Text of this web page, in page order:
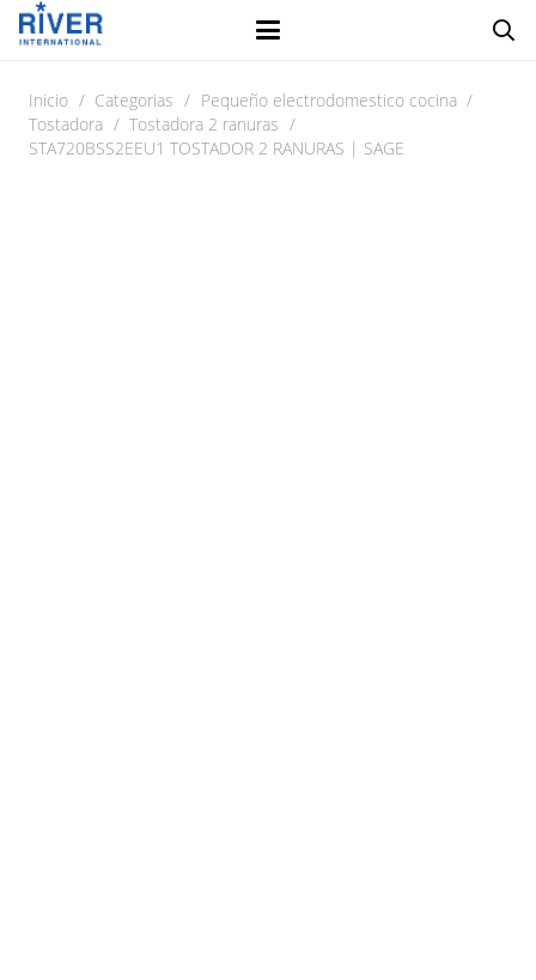
Inicio / Categorias / Pequeño electrodomestico cocina /
Tostadora / Tostadora 2 ranuras /
STA720BSS2EEU1 TOSTADOR 2 RANURAS | SAGE